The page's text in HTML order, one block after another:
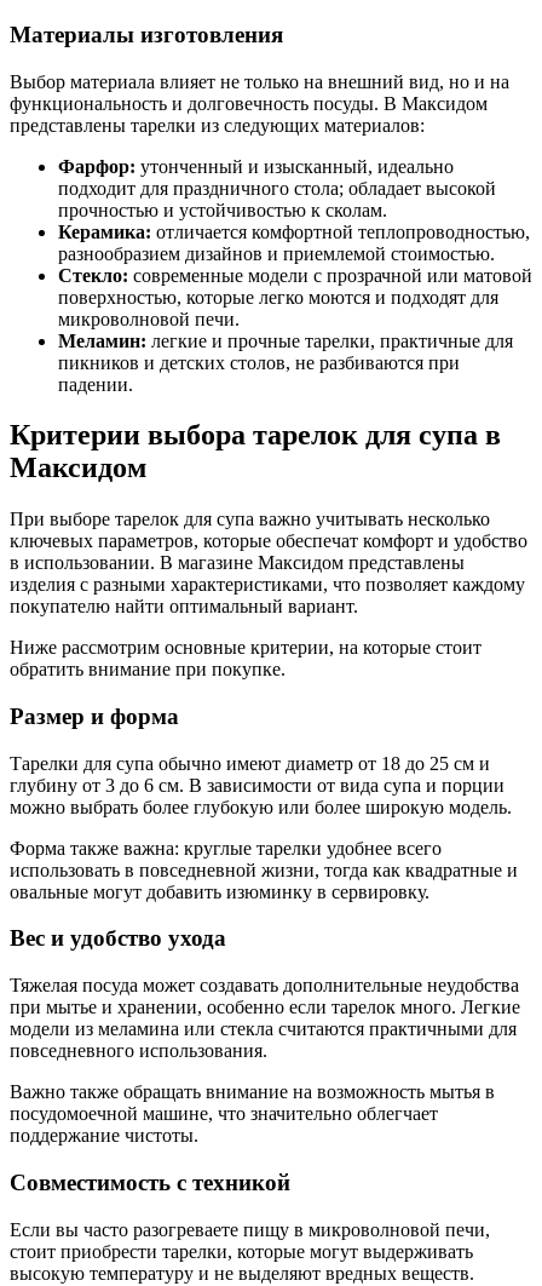
Материалы изготовления
Выбор материала влияет не только на внешний вид, но и на
функциональность и долговечность посуды. В Максидом
представлены тарелки из следующих материалов:
Фарфор: утонченный и изысканный, идеально
подходит для праздничного стола; обладает высокой
прочностью и устойчивостью к сколам.
Керамика: отличается комфортной теплопроводностью,
разнообразием дизайнов и приемлемой стоимостью.
Стекло: современные модели с прозрачной или матовой
поверхностью, которые легко моются и подходят для
микроволновой печи.
Меламин: легкие и прочные тарелки, практичные для
пикников и детских столов, не разбиваются при
падении.
Критерии выбора тарелок для супа в
Максидом
При выборе тарелок для супа важно учитывать несколько
ключевых параметров, которые обеспечат комфорт и удобство
в использовании. В магазине Максидом представлены
изделия с разными характеристиками, что позволяет каждому
покупателю найти оптимальный вариант.
Ниже рассмотрим основные критерии, на которые стоит
обратить внимание при покупке.
Размер и форма
Тарелки для супа обычно имеют диаметр от 18 до 25 см и
глубину от 3 до 6 см. В зависимости от вида супа и порции
можно выбрать более глубокую или более широкую модель.
Форма также важна: круглые тарелки удобнее всего
использовать в повседневной жизни, тогда как квадратные и
овальные могут добавить изюминку в сервировку.
Вес и удобство ухода
Тяжелая посуда может создавать дополнительные неудобства
при мытье и хранении, особенно если тарелок много. Легкие
модели из меламина или стекла считаются практичными для
повседневного использования.
Важно также обращать внимание на возможность мытья в
посудомоечной машине, что значительно облегчает
поддержание чистоты.
Совместимость с техникой
Если вы часто разогреваете пищу в микроволновой печи,
стоит приобрести тарелки, которые могут выдерживать
высокую температуру и не выделяют вредных веществ.